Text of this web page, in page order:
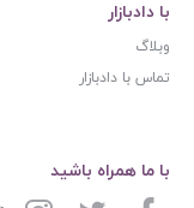
با دادبازار
وبلاگ
تماس با دادبازار
با ما همراه باشید